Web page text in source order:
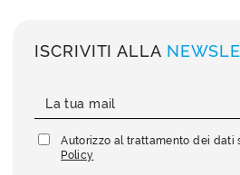
ISCRIVITI ALLA
Autorizzo al trattamento dei dati
Policy